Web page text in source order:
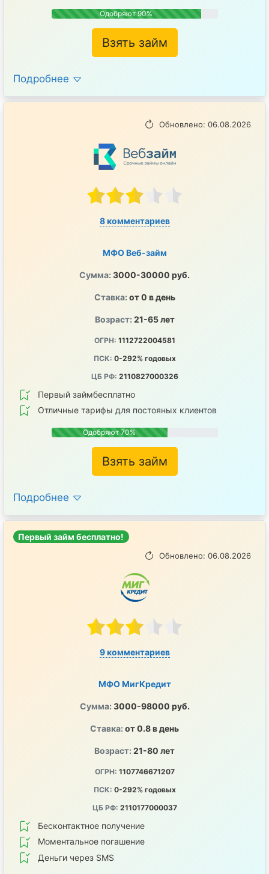
Одобряют 90%
Взять займ
Подробнее
Обновлено: 06.08.2026
8 комментариев
МФО Веб-займ
Сумма: 3000-30000 руб.
Ставка: от 0 в день
Возраст: 21-65 лет
ОГРН: 1112722004581
ПСК: 0-292% годовых
ЦБ РФ: 2110827000326
Первый займбесплатно
Отличные тарифы для постояных клиентов
Одобряют 70%
Взять займ
Подробнее
Первый займ бесплатно!
Обновлено: 06.08.2026
9 комментариев
МФО МигКредит
Сумма: 3000-98000 руб.
Ставка: от 0.8 в день
Возраст: 21-80 лет
ОГРН: 1107746671207
ПСК: 0-292% годовых
ЦБ РФ: 2110177000037
Бесконтактное получение
Mоментальное погашение
Деньги через SMS